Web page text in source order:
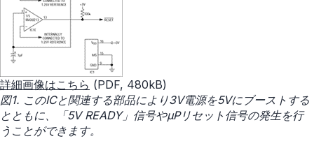
詳細画像はこちら (PDF, 480kB)
図1. このICと関連する部品により3V電源を5Vにブーストする
とともに、「5V READY」信号やµPリセット信号の発生を行
うことができます。